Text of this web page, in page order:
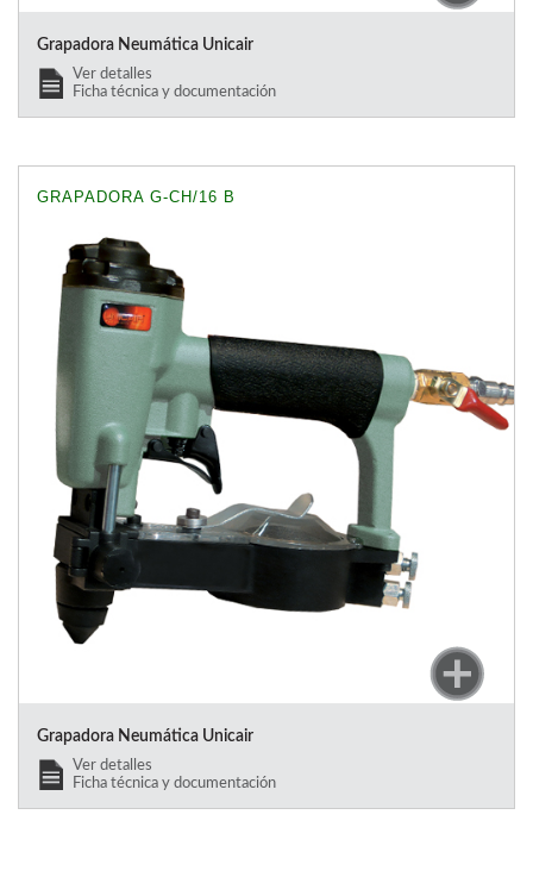
Grapadora Neumática Unicair
Ver detalles
Ficha técnica y documentación
GRAPADORA G-CH/16 B
Grapadora Neumática Unicair
Ver detalles
Ficha técnica y documentación